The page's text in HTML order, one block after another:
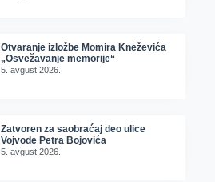
Otvaranje izložbe Momira Kneževića
„Osvežavanje memorije“
5. avgust 2026.
Zatvoren za saobraćaj deo ulice
Vojvode Petra Bojovića
5. avgust 2026.